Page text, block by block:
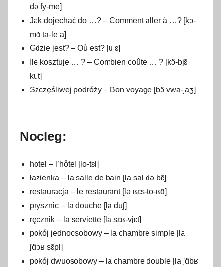
də fy-me]
Jak dojechać do …? – Comment aller à …? [kɔ-
mɑ̃ ta-le a]
Gdzie jest? – Où est? [u ɛ]
Ile kosztuje … ? – Combien coûte … ? [kɔ̃-bjɛ̃
kut]
Szczęśliwej podróży – Bon voyage [bɔ̃ vwa-jaʒ]
Nocleg:
hotel – l’hôtel [lo-tɛl]
łazienka – la salle de bain [la sal də bɛ̃]
restauracja – le restaurant [lə ʁɛs-to-ʁɑ̃]
prysznic – la douche [la duʃ]
ręcznik – la serviette [la sɛʁ-vjɛt]
pokój jednoosobowy – la chambre simple [la
ʃɑ̃bʁ sɛ̃pl]
pokój dwuosobowy – la chambre double [la ʃɑ̃bʁ